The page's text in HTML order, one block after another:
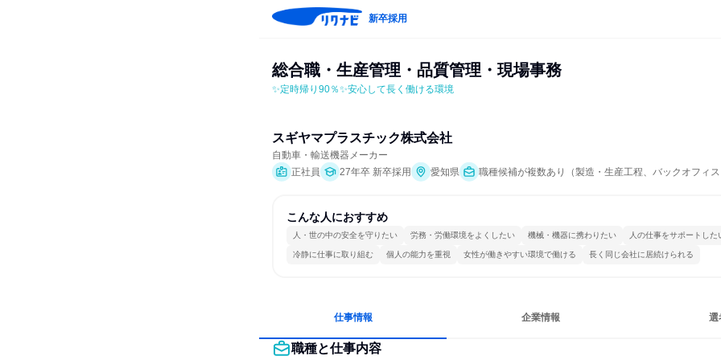
新卒採用
総合職・生産管理・品質管理・現場事務
✨定時帰り90％✨安心して長く働ける環境
スギヤマプラスチック株式会社
自動車・輸送機器メーカー
正社員
27年卒 新卒採用 愛知県 職種候補が複数あり（製造・生産工程、バックオフィス
こんな人におすすめ
人・世の中の安全を守りたい 労務・労働環境をよくしたい 機械・機器に携わりたい 人の仕事をサポートした
冷静に仕事に取り組む 個人の能力を重視 女性が働きやすい環境で働ける 長く同じ会社に居続けられる
仕事情報 企業情報 選
職種と仕事内容